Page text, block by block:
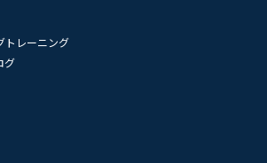
トレーニング
グ